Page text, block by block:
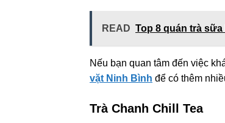
READ Top 8 quán trà
Nếu bạn quan tâm đến việc
vặt Ninh Bình để có thêm
Trà Chanh Chill Tea